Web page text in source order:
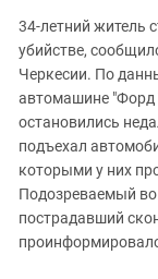
Чечня
Южная Осетия
Южный Кавказ
ЮФО
34-летний житель
убийстве,
Черкесии. По
автомашине "Форд
остановились
подъехал
которыми у них
Подозреваемый во
пострадавший